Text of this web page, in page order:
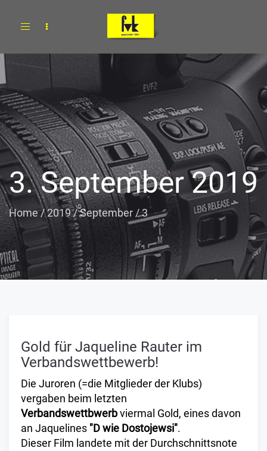
Toggle
3. September 2019
Home/2019/September /3
Gold für Jaqueline Rauter im
Verbandswettbewerb!
Die Juroren (=die Mitglieder der Klubs)
vergaben beim letzten
Verbandswettbwerbviermal Gold, eines davon
an Jaquelines "D wie Dostojewsi".
Dieser Film landete mit der Durchschnittsnote